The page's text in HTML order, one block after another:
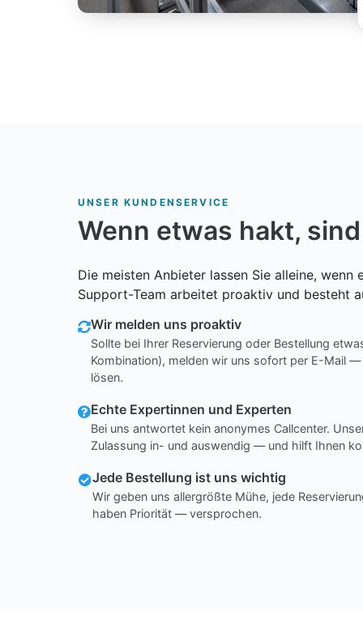
UNSER KUNDENSERVICE
Wenn etwas hakt,
Die meisten Anbieter lassen Sie alleine,
Support-Team arbeitet proaktiv und besteht
Wir melden uns proaktiv
Sollte bei Ihrer Reservierung oder Bestellung
Kombination), melden wir uns sofort per E-Mail
lösen.
Echte Expertinnen und Experten
Bei uns antwortet kein anonymes Callcenter.
Zulassung in- und auswendig — und hilft Ihnen
Jede Bestellung ist uns wichtig
Wir geben uns allergrößte Mühe, jede
haben Priorität — versprochen.